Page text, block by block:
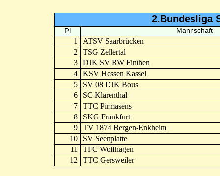
2.Bundesliga
Pl Mannschaft
1
ATSV Saarbrücken
2
TSG Zellertal
3
DJK SV RW Finthen
4
KSV Hessen Kassel
5
SV 08 DJK Bous
6
SC Klarenthal
7
TTC Pirmasens
8
SKG Frankfurt
9
TV 1874 Bergen-Enkheim
10
SV Seenplatte
11
TFC Wolfhagen
12
TTC Gersweiler